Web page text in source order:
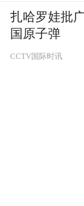
扎哈罗娃批
国原子弹
CCTV国际时讯